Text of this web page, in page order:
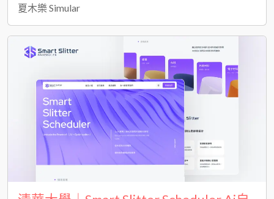
夏木樂 Simular